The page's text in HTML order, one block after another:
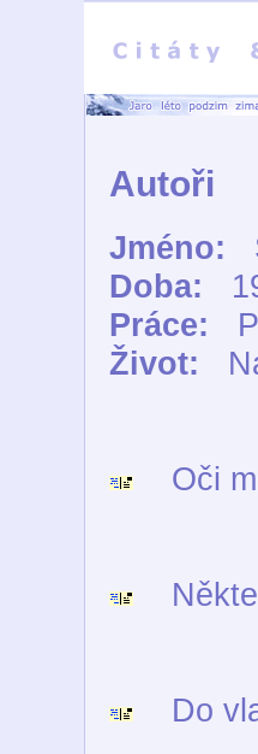
Autoři
Jméno:
Doba:
Práce:
Život:
Oči
Do